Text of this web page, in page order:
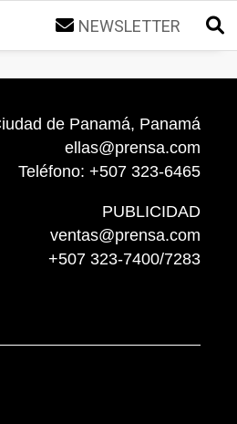
NEWSLETTER
de Panamá, Panamá
ellas@prensa.com
Teléfono: +507 323-6465
PUBLICIDAD
ventas@prensa.com
+507 323-7400/7283